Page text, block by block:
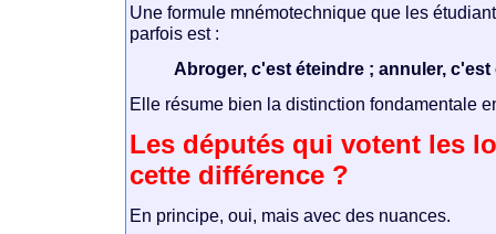
Une formule mnémotechnique que les
parfois est :
Abroger, c'est éteindre ; annuler, c'est
Elle résume bien la distinction fondamentale
Les députés qui votent les
cette différence ?
En principe, oui, mais avec des nuances.